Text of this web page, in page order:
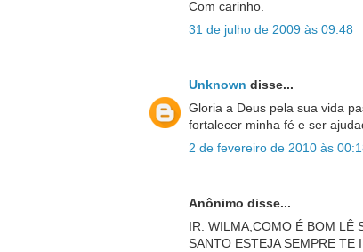
Com carinho.
31 de julho de 2009 às 09:48
Unknown disse...
Gloria a Deus pela sua vida
fortalecer minha fé e ser
2 de fevereiro de 2010 às
Anônimo disse...
IR. WILMA,COMO É BOM LÊ
SANTO ESTEJA SEMPRE TE